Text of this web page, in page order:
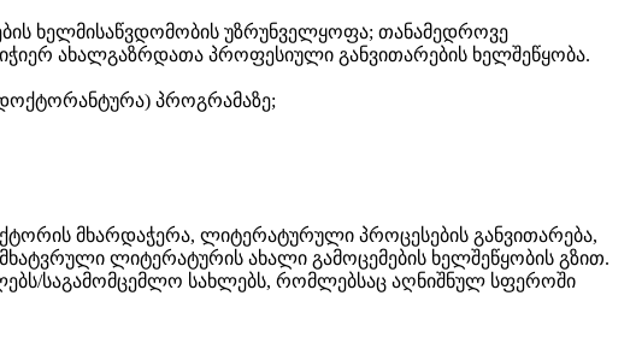
ხელმისაწვდომობის უზრუნველყოფა; თანამედროვე
ახალგაზრდათა პროფესიული განვითარების ხელშეწყობა.
პროგრამაზე;
მხარდაჭერა, ლიტერატურული პროცესების განვითარება,
ლიტერატურის ახალი გამოცემების ხელშეწყობის გზით.
საგამომცემლო სახლებს, რომლებსაც აღნიშნულ სფეროში